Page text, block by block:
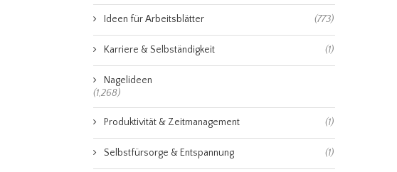
Ideen für Arbeitsblätter (773)
Karriere & Selbständigkeit (1)
Nagelideen
(1,268)
Produktivität & Zeitmanagement (1)
Selbstfürsorge & Entspannung (1)